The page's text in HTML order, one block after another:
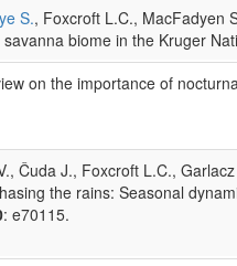
S., Foxcroft L.C., MacFadyen
biome in the Kruger
on the importance of
Čuda J., Foxcroft L.C.,
the rains: Seasonal
: e70115.